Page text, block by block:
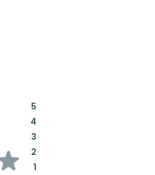
5:
4:
3:
2:
1: